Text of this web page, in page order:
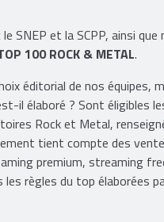
SNEP et la SCPP, ainsi que
100 ROCK & METAL.
éditorial de nos
il élaboré ? Sont éligibles
Rock et Metal,
tient compte des
premium, streaming